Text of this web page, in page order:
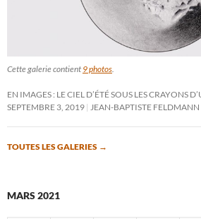
Cette galerie contient 9 photos
EN IMAGES : LE CIEL D’ÉTÉ SOUS LES CRAYONS
SEPTEMBRE 3, 2019
JEAN-BAPTISTE FELDMANN
TOUTES LES GALERIES →
MARS 2021